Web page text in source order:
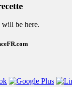
be here.